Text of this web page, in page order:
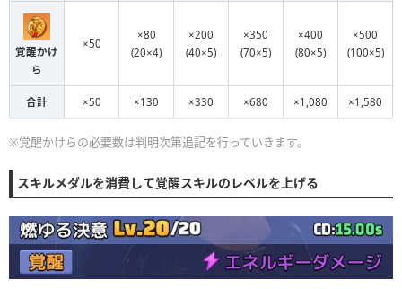
覚醒かけ
ら
×50
×80
(20×4)
×200
(40×5)
×350
(70×5)
×400
(80×5)
×500
(100×5)
合計 ×50 ×130 ×330 ×680 ×1,080 ×1,580
※覚醒かけらの必要数は判明次第追記を行っていきます。
スキルメダルを消費して覚醒スキルのレベルを上げる